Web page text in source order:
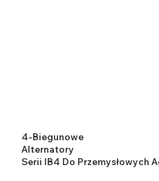
4-Biegunowe
Alternatory
Serii IB4 Do Przemysłowych